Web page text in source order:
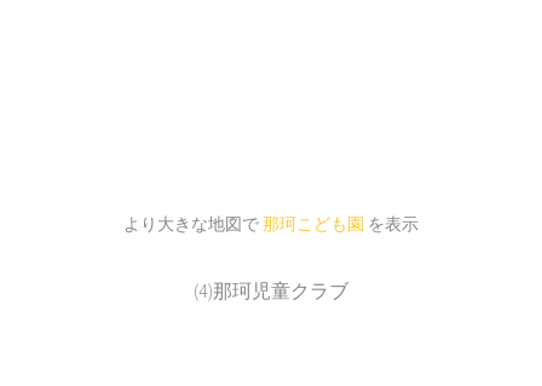
より大きな地図で那珂こども園 を表示
(4)那珂児童クラブ